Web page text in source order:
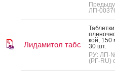
ЛП-
Лидамитол табс
кой, 150
30 шт.
РУ: ЛП-
(РГ-RU)